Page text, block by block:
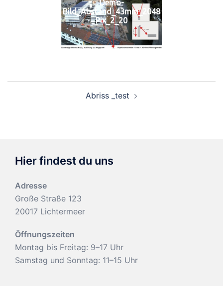
Demo-
Bild_Abstand_43mm_2048
Pix_2_20
Beitragsnavigation
Abriss _test
Hier findest du uns
Adresse
Große Straße 123
20017 Lichtermeer
Öffnungszeiten
Montag bis Freitag: 9–17 Uhr
Samstag und Sonntag: 11–15 Uhr